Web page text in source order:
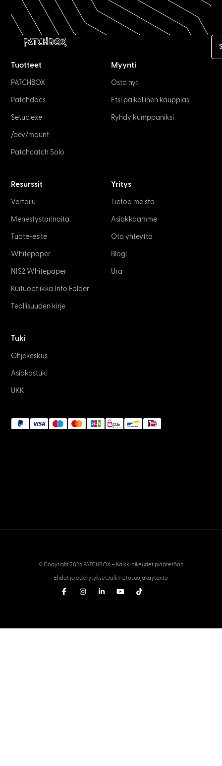
Tuotteet
PATCHBOX
Patchdocs
Setup.exe
/dev/mount
Patchcatch Solo
Myynti
Osta nyt
Etsi paikallinen kauppias
Ryhdy kumppaniksi
Resurssit
Vertailu
Menestystarinoita
Tuote-esite
Whitepaper
NIS2 Whitepaper
Kuituoptiikka Info Folder
Teollisuuden kirje
Yritys
Tietoa meistä
Asiakkaamme
Ota yhteyttä
Blogi
Ura
Tuki
Ohjekeskus
Asiakastuki
UKK
© Copyright 2026 PATCHBOX – Kaikki oikeudet pidätetään
Ehdot ja edellytykset JälkiTietosuojakäytäntö